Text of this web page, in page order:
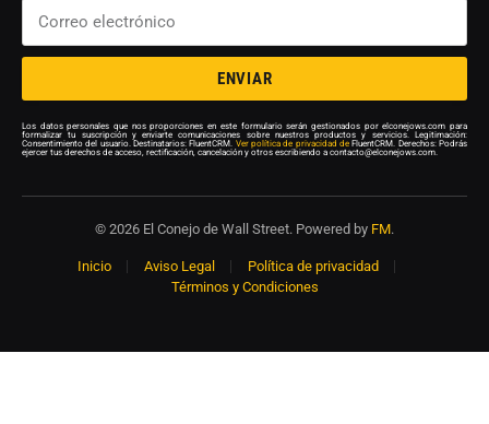
ENVIAR
Los datos personales que nos proporciones en este formulario serán gestionados por elconejows.com para
formalizar tu suscripción y enviarte comunicaciones sobre nuestros productos y servicios. Legitimación:
Consentimiento del usuario. Destinatarios: FluentCRM. Ver política de privacidad de FluentCRM. Derechos: Podrás
ejercer tus derechos de acceso, rectificación, cancelación y otros escribiendo a contacto@elconejows.com.
© 2026 El Conejo de Wall Street. Powered by FM.
Inicio Aviso Legal
Política de privacidad
Términos y Condiciones